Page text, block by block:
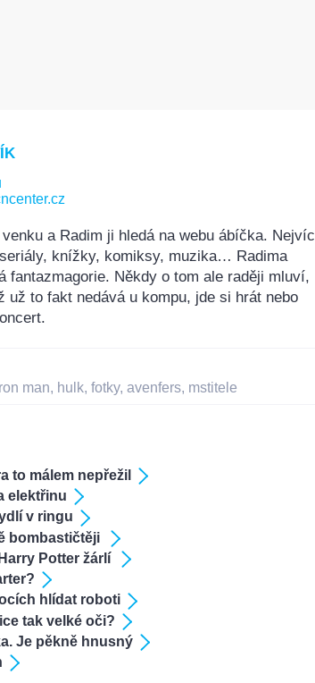
a Radim ji hledá na webu ábíčka. Nejvíc
knížky, komiksy, muzika… Radima
fantazmagorie. Někdy o tom ale raději mluví,
už to fakt nedává u kompu, jde si hrát nebo
man, hulk, fotky, avenfers, mstitele
to málem nepřežil
elektřinu
v ringu
bombastičtěji
Potter žárlí
hlídat roboti
tak velké oči?
Je pěkně hnusný